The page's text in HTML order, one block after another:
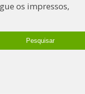
os impressos,